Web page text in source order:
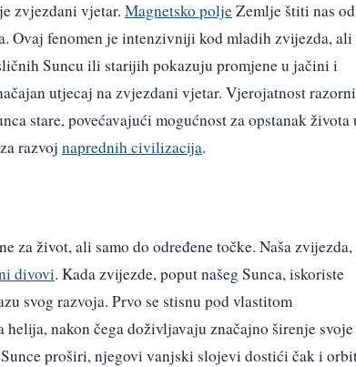
zvjezdani vjetar. Magnetsko poljeZemlje štiti nas od
Ovaj fenomen je intenzivniji kod mladih zvijezda, ali
Suncu ili starijih pokazuju promjene u jačini i
utjecaj na zvjezdani vjetar. Vjerojatnost
stare, povećavajući mogućnost za opstanak života
razvoj naprednih civilizacija.
za život, ali samo do određene točke. Naša zvijezda,
divovi. Kada zvijezde, poput našeg Sunca, iskoriste
svog razvoja. Prvo se stisnu pod vlastitom
nakon čega doživljavaju značajno širenje svoje
Sunce proširi, njegovi vanjski slojevi dostići čak i